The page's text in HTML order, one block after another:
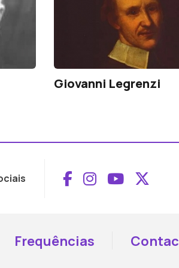
Giovanni Legrenzi
Aceder ao
Aceder ao
Aceder
Frequências